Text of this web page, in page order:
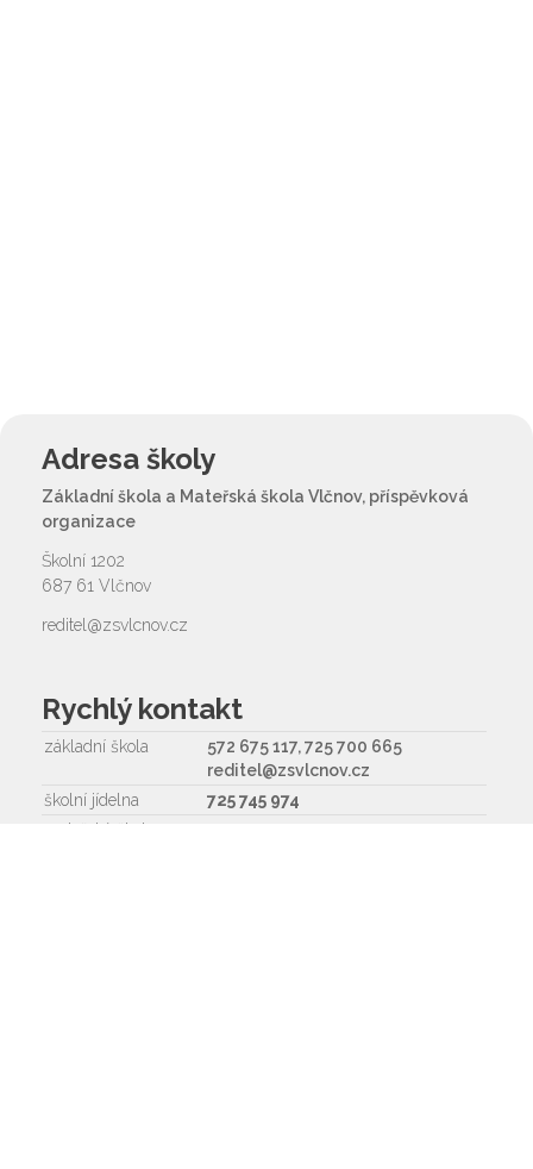
Adresa školy
Základní škola a Mateřská škola Vlčnov, příspěvková
organizace
Školní 1202
687 61 Vlčnov
reditel@zsvlcnov.cz
Rychlý kontakt
základní škola
572 675 117, 725 700 665
reditel@zsvlcnov.cz
školní jídelna
725 745 974
mateřská škola